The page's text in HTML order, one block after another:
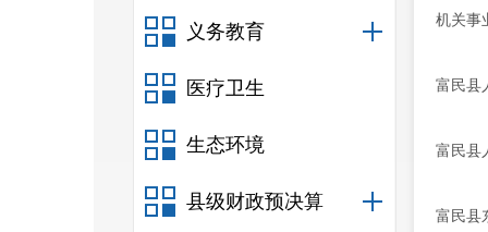
义务教育
医疗卫生
生态环境
县级财政预决算
机关事
富民县
富民县
富民县